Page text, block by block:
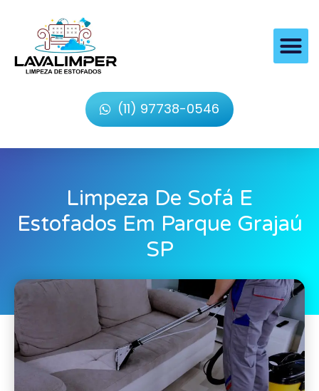
(11) 97738-0546
Limpeza De Sofá E
Estofados Em Parque Grajaú
SP